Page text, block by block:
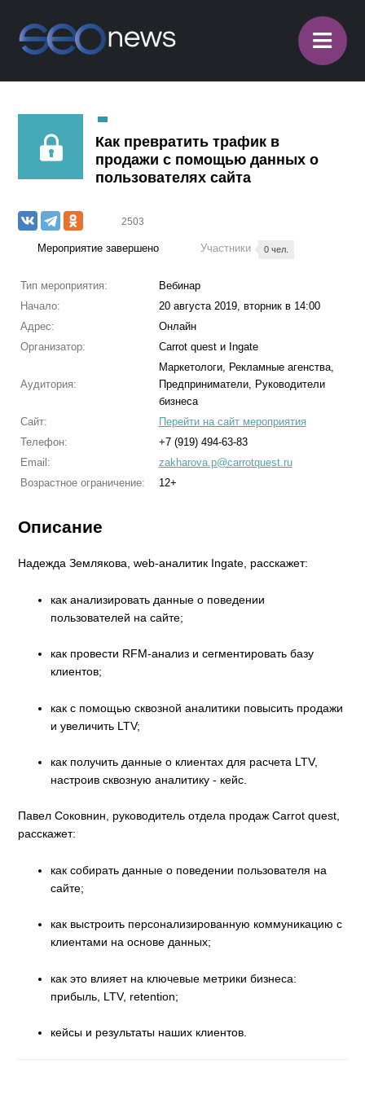
≡
Как превратить трафик в
продажи с помощью данных о
пользователях сайта
2503
Мероприятие завершено Участники 0 чел.
Тип мероприятия:
Вебинар
Начало:
20 августа 2019, вторник в 14:00
Адрес:
Онлайн
Организатор:
Carrot quest и Ingate
Аудитория:
Маркетологи, Рекламные агенства,
Предприниматели, Руководители
бизнеса
Сайт:
Перейти на сайт мероприятия
Телефон:
+7 (919) 494-63-83
Email:
zakharova.p@carrotquest.ru
Возрастное ограничение:
12+
Описание
Надежда Землякова, web-аналитик Ingate, расскажет:
как анализировать данные о поведении
пользователей на сайте;
как провести RFM-анализ и сегментировать базу
клиентов;
как с помощью сквозной аналитики повысить продажи
и увеличить LTV;
как получить данные о клиентах для расчета LTV,
настроив сквозную аналитику - кейс.
Павел Соковнин, руководитель отдела продаж Carrot quest,
расскажет:
как собирать данные о поведении пользователя на
сайте;
как выстроить персонализированную коммуникацию с
клиентами на основе данных;
как это влияет на ключевые метрики бизнеса:
прибыль, LTV, retention;
кейсы и результаты наших клиентов.